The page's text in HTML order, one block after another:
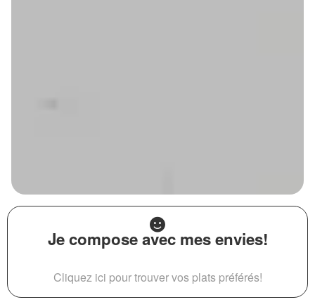
Je compose avec mes envies!
Cliquez ici pour trouver vos plats préférés!